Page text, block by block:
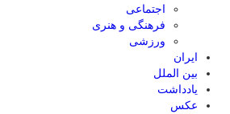
اجتماعی
فرهنگی و هنری
ورزشی
ایران
بین الملل
یادداشت
عکس